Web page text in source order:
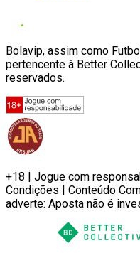
Bolavip, assim como
pertencente à Better
reservados.
+18 | Jogue com
Condições | Conteúdo
adverte: Aposta não é